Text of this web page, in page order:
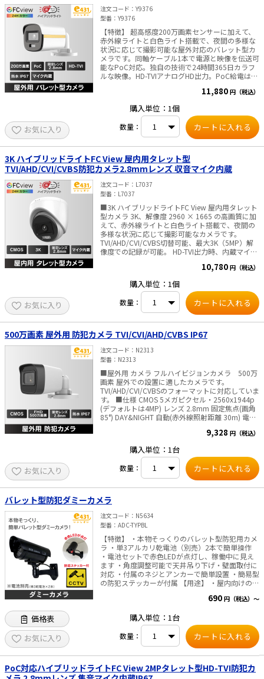
注文コード
Y9376
型番
Y9376
【特徴】 超高感度200万画素センサーに加えて、
赤外線ライトと白色ライト搭載で、夜間の多様な
状況に応じて撮影可能な屋外対応のバレット型カ
メラです。同軸ケーブル1本で電源と映像を伝送可
能なPoC対応。独自の技術で24時間365日カラフ
ルな映像。HD-TVIアナログHD出力。PoC給電は、
1080p@30fps、1080p@25fps 最低被写体照度
0.0005lx(F1.0, AGC ON)、0.00lx（白色ライト
スローシャッター最大16倍 Day＆Night ICR(IR-
Cut Filter removable)/24Hカラー レンズ 2.8mm固
定焦点 視野角 水平：105°, 垂直56°, 対角123° 調
整角度 水平：0～360°、垂直：0～90°、回転：0
～360° WDR（ダイナミックレンジ） 130dB以上
メニュー 画像モード STD/HIGH-SAT/HIGHLIGHT
AGC LOW/MEDIUM/HIGH DAY&NIGHTモード
WHITELIGHT/SMART/IR ホワイトバランス
AUTO/MANUAL ノイズリダクション 3D DNR 自動
露出モード GLOBAL/HLC/BLC/HLS/WDR ファン
クション
BRIGHTNESS/CONTRAST/SHARPNESS/ANTI-
BANDING プライバシーマスク 4領域設定可能 動
き検出領域 4領域設定可能 インターフェース 映像
イト：20m／IR（赤外線）ライト：30m 警報 フ
ラッシュライト(白色ライト) 内蔵マイク 対応（同
軸ケーブル重畳出力） 一般 電源
12VDC±25%/PoC.af※）電源アダプター使用時
は、カメラ1台に1台の電源アダプターで供給する
ことをお薦めします。 消費電力 最大4.0W 使用温
度範囲 -40°C～+60°C 使用湿度範囲 湿度90％以下
（結露しないこと） 材質 メタル 寸法
Φ70mm×161.1mm 重量 約425g 防水・防塵性能
IP67 ■ご注意■・PoC給電は、弊社PoC対応レコ
ーダー以外では対応していません。・ACアダプタ
11,880 円（税込）
お気に入り
購入単位：1個
数量：
3K ハイブリッドライトFC View 屋内用タレット型
TVI/AHD/CVI/CVBS防犯カメラ2.8mmレンズ 収音マイク内蔵
注文コード
L7037
型番
L7037
■3K ハイブリッドライトFC View 屋内用タレット
型カメラ 3K、解像度 2960 × 1665 の高画質に加
えて、赤外線ライトと白色ライト搭載で、夜間の
多様な状況に応じて撮影可能なカメラです。
TVI/AHD/CVI/CVBS切替可能、最大3K（5MP）解
像度での記録が可能。 HD-TVI出力時、内蔵マイク
接続。（カメラ電源配線は、別途必要） ■仕様
視野角：110°（水平）、60°（垂直）、143°（対
角） DAY&NIGHT：ICR / 24Hカラー / スマー
ト ・ライト照射距離：最大20m（IR/白色と
も） 内蔵マイク：搭載 電源：DC12 V ・消費
電力：最大3.9W 寸法：Φ 85.02 mm × 81.25
mm ・重量：約240 g ■ご注意■ ACアダプタ
は付属しておりません 別途販売はこちらより
10,780 円（税込）
お気に入り
購入単位：1個
数量：
500万画素 屋外用 防犯カメラ TVI/CVI/AHD/CVBS IP67
注文コード
N2313
型番
N2313
■屋外用 カメラ フルハイビジョンカメラ 500万
画素 屋外での設置に適したカメラです。
TVI/AHD/CVI/CVBSのフォーマットに対応していま
す。 ■仕様 CMOS 5メガピクセル・2560x1944p
(デフォルトは4MP) レンズ 2.8mm 固定焦点(画角
85°) DAY&NIGHT 自動(赤外線照射距離 30m) 電源
付属しておりません 別途販売はこちらより
9,328 円（税込）
お気に入り
購入単位：1台
数量：
バレット型防犯ダミーカメラ
注文コード
N5634
型番
ADC-TYPBL
【特徴】 ・本物そっくりのバレット型防犯用カメ
ラ ・単3アルカリ乾電池（別売）2本で簡単操作
・電池セットで赤色LEDが点灯し、稼働中に見え
ます ・角度調整可能で天井吊り下げ・壁面取付に
対応 ・付属のネジとアンカーで簡単設置 ・簡易型
の防犯ステッカーが付属 【用途】 ・屋内向けの簡
25mm×3本、アンカー×3本、簡易防犯カメラシ
（幅W×奥行D×高さH）：約82×175×75mm ・
使用電池：単3形乾電池×2本（別売） ・電池寿
命：約2か月（使用環境により異なります） 【使
用上の注意】 ※本製品は盗難防止器ではありませ
ん。盗難事故などの損害については責任を負いか
ねますのでご了承ください。 ※防水仕様ではあり
ませんので、雨や水のかかる場所では使用しない
690 円（税込）～
価格表
お気に入り
購入単位：1台
数量：
PoC対応ハイブリッドライトFC View 2MPタレット型HD-TVI防犯カ